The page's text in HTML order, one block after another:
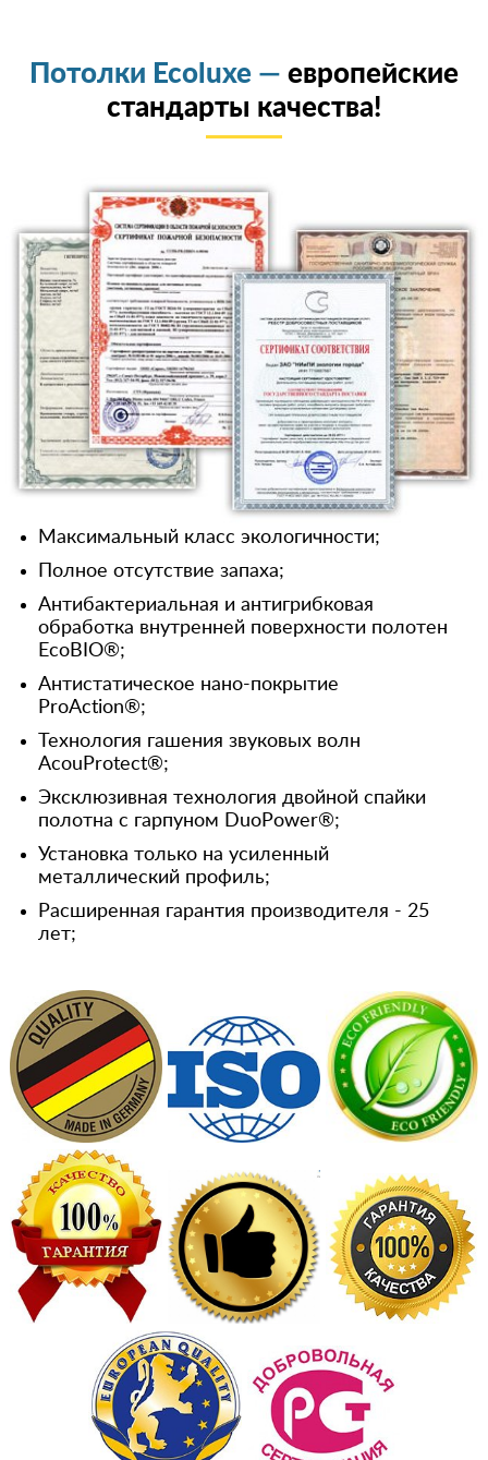
Потолки Ecoluxe — европейские
стандарты качества!
Максимальный класс экологичности;
Полное отсутствие запаха;
Антибактериальная и антигрибковая
обработка внутренней поверхности полотен
EcoBIO®;
Антистатическое нано-покрытие
ProAction®;
Технология гашения звуковых волн
AcouProtect®;
Эксклюзивная технология двойной спайки
полотна с гарпуном DuoPower®;
Установка только на усиленный
металлический профиль;
Расширенная гарантия производителя - 25
лет;